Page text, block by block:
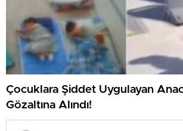
Çocuklara Şiddet Uygulayan
Gözaltına Alındı!